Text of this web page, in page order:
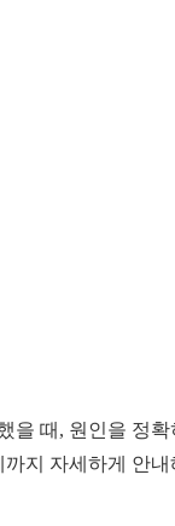
을 때, 원인을 정확
지 자세하게 안내